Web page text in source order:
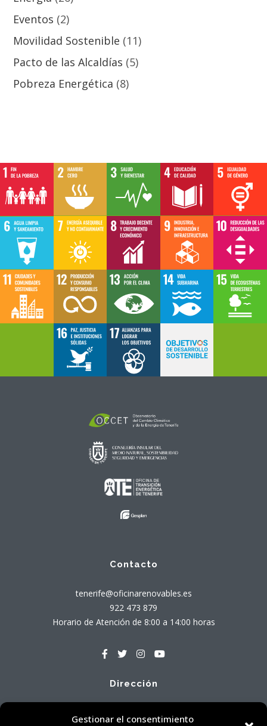
Gestionar el consentimiento
Eventos (2)
Movilidad Sostenible (11)
Pacto de las Alcaldías (5)
Pobreza Energética (8)
Contacto
tenerife@oficinarenovables.es
922 473 879
Horario de Atención de 8:00 a 14:00 horas
Dirección